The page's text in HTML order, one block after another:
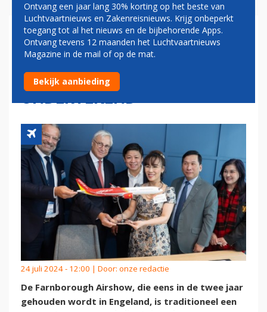
OVERZICHT: DEZE
VLIEGTUIGORDERS ZIJN OP
DE FARNBOROUGH AIRSHOW
ONDERTEKEND
24 juli 2024 - 12:00 | Door: onze redactie
De Farnborough Airshow, die eens in de twee jaar
gehouden wordt in Engeland, is traditioneel een
Ontvang een jaar lang 30% korting op het beste van
Luchtvaartnieuws en Zakenreisnieuws. Krijg onbeperkt
toegang tot al het nieuws en de bijbehorende Apps.
Ontvang tevens 12 maanden het Luchtvaartnieuws
Magazine in de mail of op de mat.
Bekijk aanbieding